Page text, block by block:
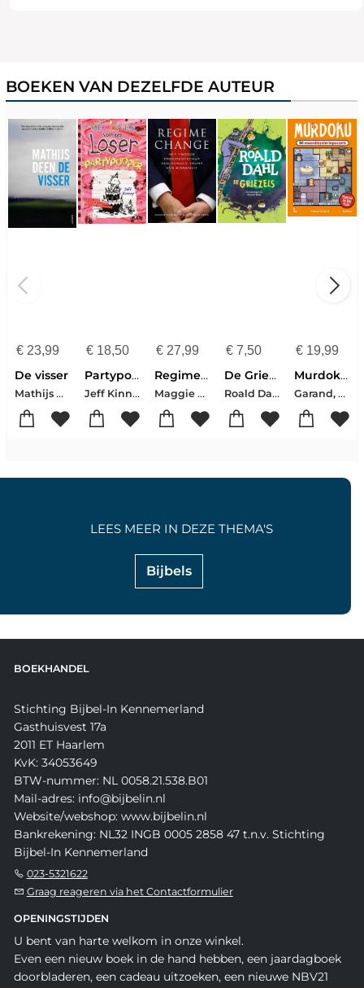
BOEKEN VAN DEZELFDE AUTEUR
€23,99
De visser
Mathijs Deen
€18,50
Partypooper
Jeff Kinney
€ 27,99
Regime change
Maggie Haberman-Jonathan Swan
€ 7,50
De Griezels
Roald Dahl
€ 19,99
Murdoku - Terug In De Tijd
Garand, Manuel
Bijbels
LEES MEER IN DEZE THEMA'S
BOEKHANDEL
Stichting Bijbel-In Kennemerland
Gasthuisvest 17a
2011 ET Haarlem
KvK: 34053649
BTW-nummer: NL 0058.21.538.B01
Mail-adres: info@bijbelin.nl
Website/webshop: www.bijbelin.nl
Bankrekening: NL32 INGB 0005 2858 47 t.n.v. Stichting
Bijbel-In Kennemerland
023-5321622
Graag reageren via het Contactformulier
OPENINGSTIJDEN
U bent van harte welkom in onze winkel.
Even een nieuw boek in de hand hebben, een jaardagboek
doorbladeren, een cadeau uitzoeken, een nieuwe NBV21